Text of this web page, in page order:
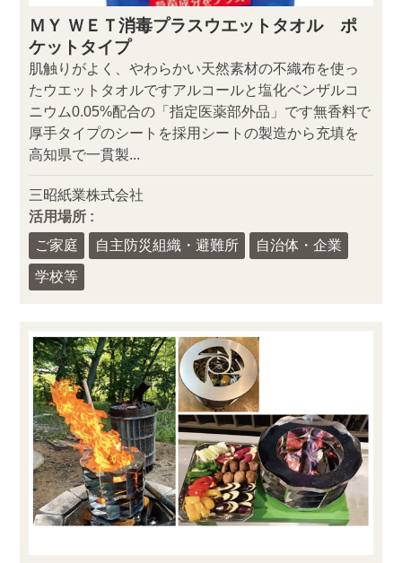
ＭＹ ＷＥＴ消毒プラスウエットタオル ポ
ケットタイプ
肌触りがよく、やわらかい天然素材の不織布を使っ
たウエットタオルですアルコールと塩化ベンザルコ
ニウム0.05%配合の「指定医薬部外品」です無香料で
厚手タイプのシートを採用シートの製造から充填を
高知県で一貫製...
三昭紙業株式会社
活用場所 :
ご家庭
自主防災組織・避難所 自治体・企業
学校等